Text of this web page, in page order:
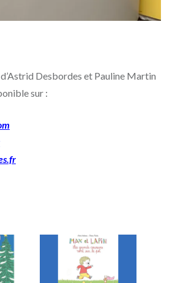
Desbordes et Pauline Martin
sur :